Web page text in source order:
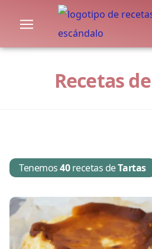
Recetas
Tenemos40recetas deTartas